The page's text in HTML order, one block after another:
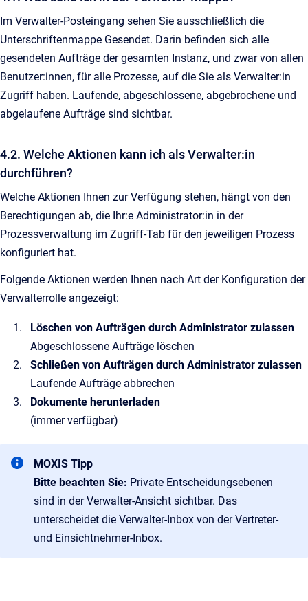
Im Verwalter-Posteingang sehen Sie ausschließlich die
Unterschriftenmappe Gesendet. Darin befinden sich alle
gesendeten Aufträge der gesamten Instanz, und zwar von allen
Benutzer:innen, für alle Prozesse, auf die Sie als Verwalter:in
Zugriff haben. Laufende, abgeschlossene, abgebrochene und
abgelaufene Aufträge sind sichtbar.
4.2. Welche Aktionen kann ich als Verwalter:in
durchführen?
Welche Aktionen Ihnen zur Verfügung stehen, hängt von den
Berechtigungen ab, die Ihr:e Administrator:in in der
Prozessverwaltung im Zugriff-Tab für den jeweiligen Prozess
konfiguriert hat.
Folgende Aktionen werden Ihnen nach Art der Konfiguration der
Verwalterrolle angezeigt:
Löschen von Aufträgen durch Administrator zulassen
Abgeschlossene Aufträge löschen
Schließen von Aufträgen durch Administrator zulassen
Laufende Aufträge abbrechen
Dokumente herunterladen
(immer verfügbar)
MOXIS Tipp
Bitte beachten Sie: Private Entscheidungsebenen
sind in der Verwalter-Ansicht sichtbar. Das
unterscheidet die Verwalter-Inbox von der Vertreter-
und Einsichtnehmer-Inbox.